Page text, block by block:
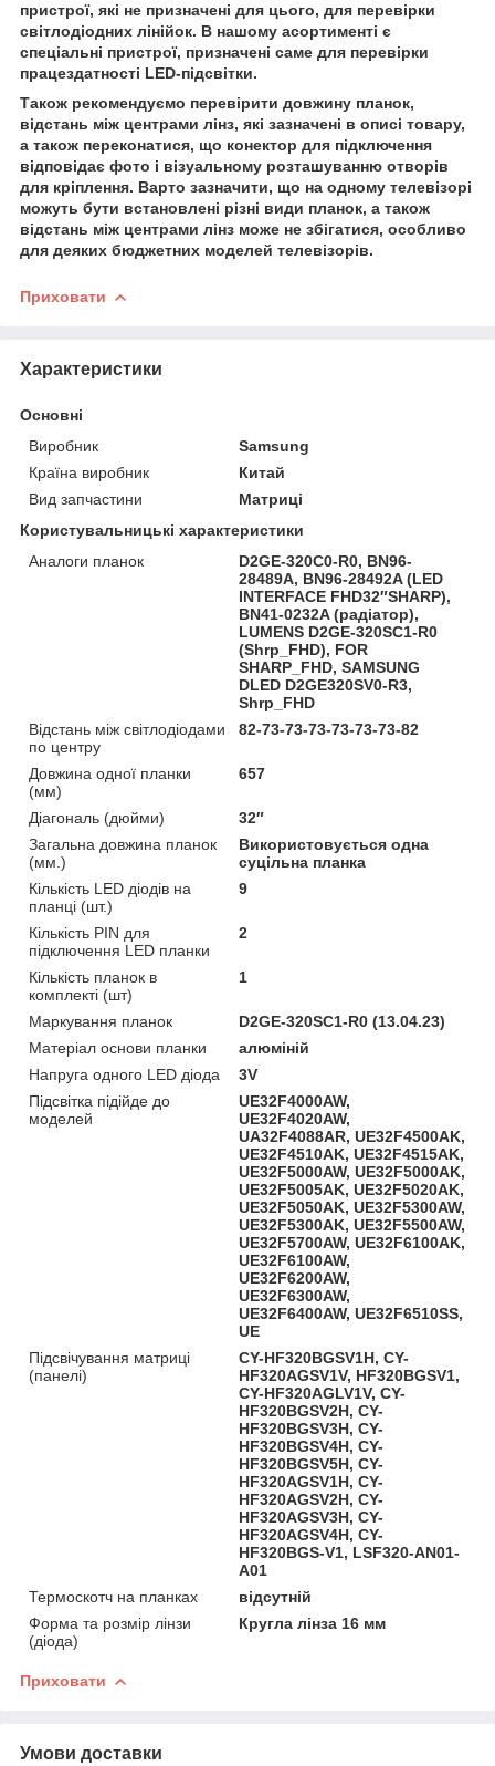
пристрої, які не призначені для цього, для перевірки
світлодіодних лінійок. В нашому асортименті є
спеціальні пристрої, призначені саме для перевірки
працездатності LED-підсвітки.
Також рекомендуємо перевірити довжину планок,
відстань між центрами лінз, які зазначені в описі товару,
а також переконатися, що конектор для підключення
відповідає фото і візуальному розташуванню отворів
для кріплення. Варто зазначити, що на одному телевізорі
можуть бути встановлені різні види планок, а також
відстань між центрами лінз може не збігатися, особливо
для деяких бюджетних моделей телевізорів.
Приховати
Характеристики
Основні
Виробник
Samsung
Країна виробник
Китай
Вид запчастини
Матриці
Користувальницькі характеристики
Аналоги планок
D2GE-320C0-R0, BN96-
28489A, BN96-28492A (LED
INTERFACE FHD32″SHARP),
BN41-0232A (радіатор),
LUMENS D2GE-320SC1-R0
(Shrp_FHD), FOR
SHARP_FHD, SAMSUNG
DLED D2GE320SV0-R3,
Shrp_FHD
Відстань між світлодіодами
по центру
82-73-73-73-73-73-73-82
Довжина одної планки
(мм)
657
Діагональ (дюйми)
32″
Загальна довжина планок
(мм.)
Використовується одна
суцільна планка
Кількість LED діодів на
планці (шт.)
9
Кількість PIN для
підключення LED планки
2
Кількість планок в
комплекті (шт)
1
Маркування планок
D2GE-320SC1-R0 (13.04.23)
Матеріал основи планки
алюміній
Напруга одного LED діода
3V
Підсвітка підійде до
моделей
UE32F4000AW,
UE32F4020AW,
UA32F4088AR, UE32F4500AK,
UE32F4510AK, UE32F4515AK,
UE32F5000AW, UE32F5000AK,
UE32F5005AK, UE32F5020AK,
UE32F5050AK, UE32F5300AW,
UE32F5300AK, UE32F5500AW,
UE32F5700AW, UE32F6100AK,
UE32F6100AW,
UE32F6200AW,
UE32F6300AW,
UE32F6400AW, UE32F6510SS,
UE
Підсвічування матриці
(панелі)
CY-HF320BGSV1H, CY-
HF320AGSV1V, HF320BGSV1,
CY-HF320AGLV1V, CY-
HF320BGSV2H, CY-
HF320BGSV3H, CY-
HF320BGSV4H, CY-
HF320BGSV5H, CY-
HF320AGSV1H, CY-
HF320AGSV2H, CY-
HF320AGSV3H, CY-
HF320AGSV4H, CY-
HF320BGS-V1, LSF320-AN01-
A01
Термоскотч на планках
відсутній
Форма та розмір лінзи
(діода)
Кругла лінза 16 мм
Приховати
Умови доставки